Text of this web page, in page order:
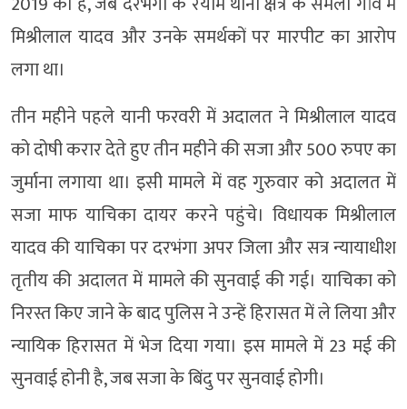
मिश्रीलाल यादव और उनके समर्थकों पर मारपीट का आरोप
लगा था।
तीन महीने पहले यानी फरवरी में अदालत ने मिश्रीलाल यादव
को दोषी करार देते हुए तीन महीने की सजा और 500 रुपए का
जुर्माना लगाया था। इसी मामले में वह गुरुवार को अदालत में
सजा माफ याचिका दायर करने पहुंचे। विधायक मिश्रीलाल
यादव की याचिका पर दरभंगा अपर जिला और सत्र न्यायाधीश
तृतीय की अदालत में मामले की सुनवाई की गई। याचिका को
निरस्त किए जाने के बाद पुलिस ने उन्हें हिरासत में ले लिया और
न्यायिक हिरासत में भेज दिया गया। इस मामले में 23 मई की
सुनवाई होनी है, जब सजा के बिंदु पर सुनवाई होगी।